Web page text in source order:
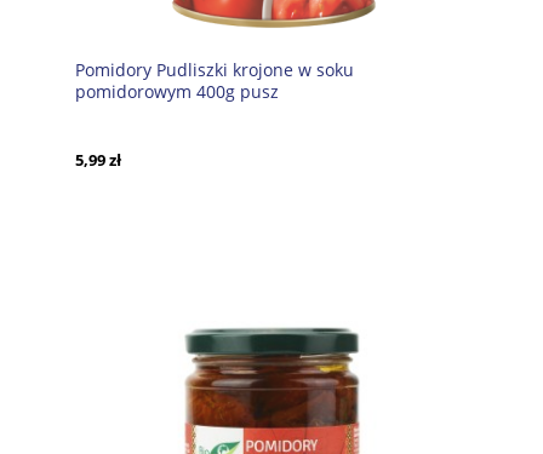
Pomidory Pudliszki krojone w soku
pomidorowym 400g pusz
5,99 zł